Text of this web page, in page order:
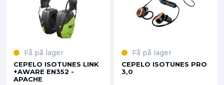
Få på lager
CEPELO ISOTUNES LINK
+AWARE EN352 -
APACHE
Få på lager
CEPELO ISOTUNES PRO
3,0